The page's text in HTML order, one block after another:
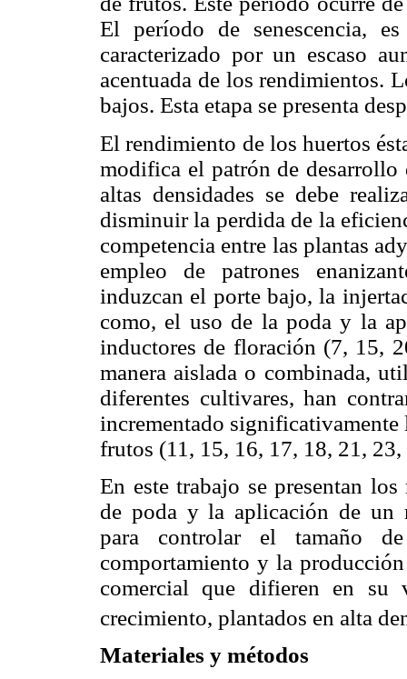
El período de senescencia,
caracterizado por un escaso
acentuada de los rendimientos.
bajos. Esta etapa se presenta
El rendimiento de los huertos
modifica el patrón de
altas densidades se debe
disminuir la perdida de la
competencia entre las plantas
empleo de patrones
induzcan el porte bajo, la
como, el uso de la poda y la
inductores de floración (7, 15,
manera aislada o combinada,
diferentes cultivares, han
incrementado
frutos (11, 15, 16, 17, 18, 21, 23,
En este trabajo se presentan
de poda y la aplicación de un
para controlar el tamaño
comportamiento y la
comercial que difieren en su
crecimiento, plantados en alta
Materiales y métodos